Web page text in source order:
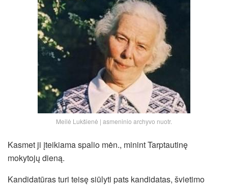
Meilė Lukšienė | asmeninio archyvo nuotr.
Kasmet ji įteikiama spalio mėn., minint Tarptautinę
mokytojų dieną.
Kandidatūras turi teisę siūlyti pats kandidatas, švietimo